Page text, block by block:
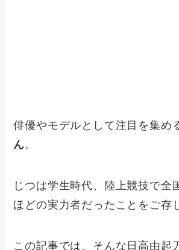
俳優やモデルとして注目を集め
ん。
じつは学生時代、陸上競技で全
ほどの実力者だったことをご存
この記事では、そんな日高由起